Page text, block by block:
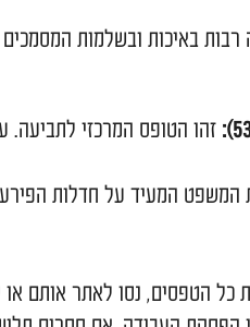
פירוק
מומלץ לאסוף את כל
המסמכים שתגישו.